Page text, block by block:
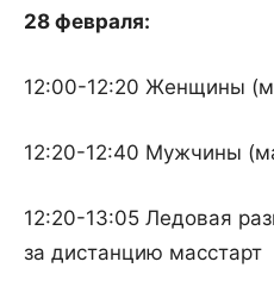
28 февраля:
12:00-12:20 Женщины
12:20-12:40 Мужчины
12:20-13:05 Ледовая
за дистанцию масстарт